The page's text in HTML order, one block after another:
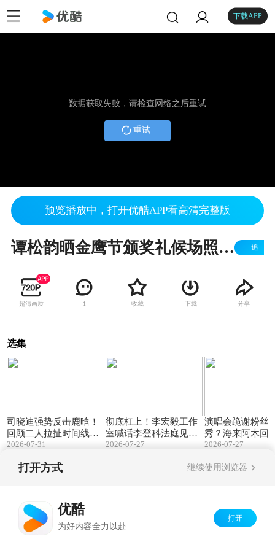
下载APP
数据获取失败，请检查网络之后重试
重试
预览播放中，打开优酷APP看高清完整版
谭松韵晒金鹰节颁奖礼候场照 化妆间对镜搞怪自拍 +追
超清画质 1 收藏 下载 分享
选集
司晓迪强势反击鹿晗！
回顾二人拉扯时间线，
已经纠缠大半年
2026-07-31
彻底杠上！李宏毅工作
室喊话李登科法庭见，
直播对线聊危机公关
2026-07-27
演唱会跪谢粉丝
秀？海来阿木回
给我饭吃，我就
2026-07-27
打开方式 继续使用浏览器
优酷
为好内容全力以赴
打开